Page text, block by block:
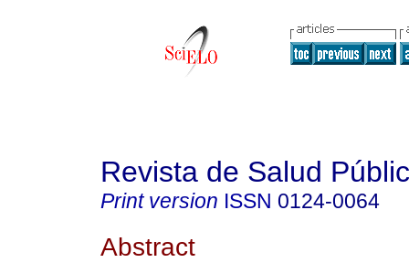
Revista de Salud
Print version ISSN 0124-0064
Abstract